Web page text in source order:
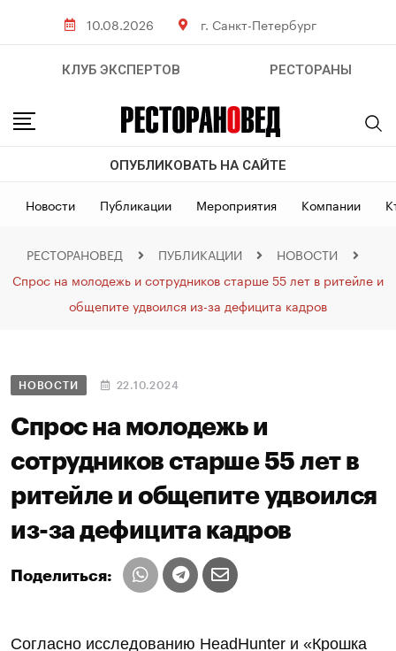
10.08.2026 г. Санкт-Петербург
КЛУБ ЭКСПЕРТОВ РЕСТОРАНЫ
ОПУБЛИКОВАТЬ НА САЙТЕ
Новости Публикации Мероприятия Компании
РЕСТОРАНОВЕД ПУБЛИКАЦИИ
НОВОСТИ
Спрос на молодежь и сотрудников старше 55 лет в ритейле и
общепите удвоился из-за дефицита кадров
НОВОСТИ 22.10.2024
Спрос на молодежь и
сотрудников старше 55 лет в
ритейле и общепите удвоился
из-за дефицита кадров
Поделиться:
Согласно исследованию HeadHunter и «Крошка